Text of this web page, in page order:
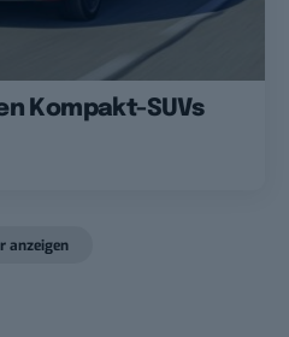
Kompakt-SUVs
anzeigen